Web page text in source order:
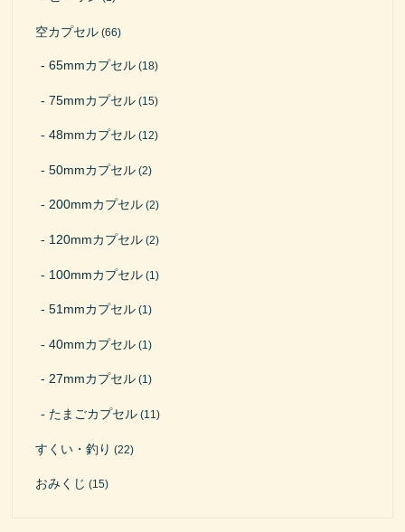
空カプセル (66)
65mmカプセル (18)
75mmカプセル (15)
48mmカプセル (12)
50mmカプセル (2)
200mmカプセル (2)
120mmカプセル (2)
100mmカプセル (1)
51mmカプセル (1)
40mmカプセル (1)
27mmカプセル (1)
たまごカプセル (11)
すくい・釣り (22)
おみくじ (15)